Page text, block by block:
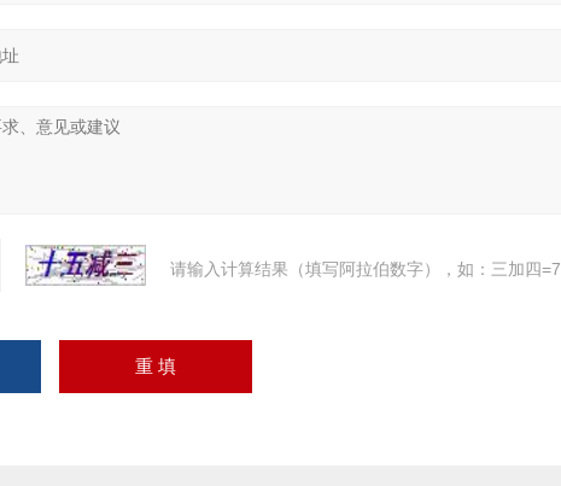
请输入计算结果（填写阿拉伯数字），如：三加四=7